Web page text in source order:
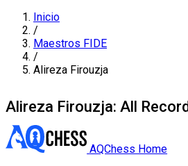
Inicio
/
Maestros FIDE
/
Alireza Firouzja
Alireza Firouzja: All
AQChess Home